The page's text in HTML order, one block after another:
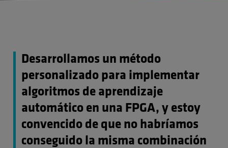
Desarrollamos un método
personalizado para implementar
algoritmos de aprendizaje
automático en una FPGA, y estoy
convencido de que no habríamos
conseguido la misma combinación